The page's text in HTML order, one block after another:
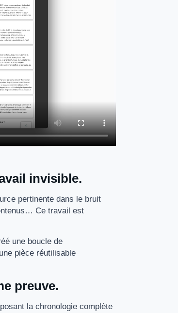
invisible.
pertinente dans le bruit
Ce travail est
une boucle de
pièce réutilisable
preuve.
la chronologie complète